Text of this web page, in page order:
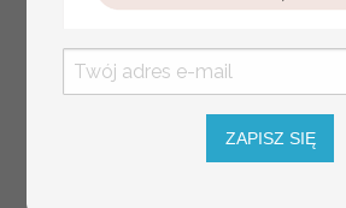
ZAPISZ SIĘ